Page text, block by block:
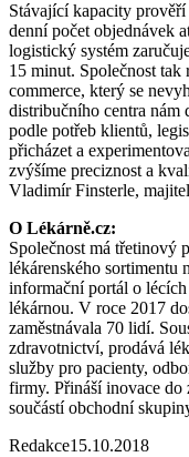
Stávající kapacity
denní počet objednávek
logistický systém
15 minut. Společnost
commerce, který se
distribučního centra nám
podle potřeb klientů,
přicházet a
zvýšíme preciznost a
Vladimír Finsterle,
O Lékárně.cz:
Společnost má třetinový
lékárenského sortimentu
informační portál o
lékárnou. V roce 2017
zaměstnávala 70 lidí.
zdravotnictví, prodává
služby pro pacienty,
firmy. Přináší inovace do
součástí obchodní
Redakce15.10.2018